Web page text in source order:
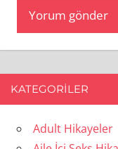
KATEGORILER
Adult Hikayeler